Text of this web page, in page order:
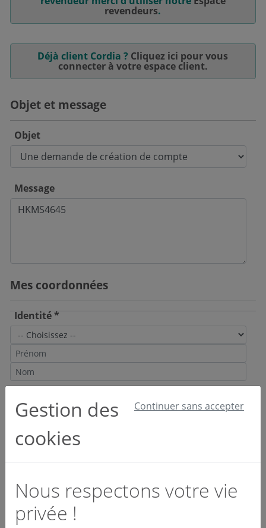
revendeurs.
Déjà client Cordia ? Cliquez ici pour vous
connecter à votre espace client.
Objet et message
Objet
Message
Mes coordonnées
Identité *
Email et téléphone *
Activité *
Gestion des
cookies
Continuer sans accepter
Nous respectons votre vie
privée !